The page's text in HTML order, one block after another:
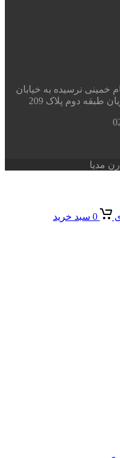
خمینی نرسیده به خیابان
طبقه دوم پلاک 209
مدیا
0 سبد خرید